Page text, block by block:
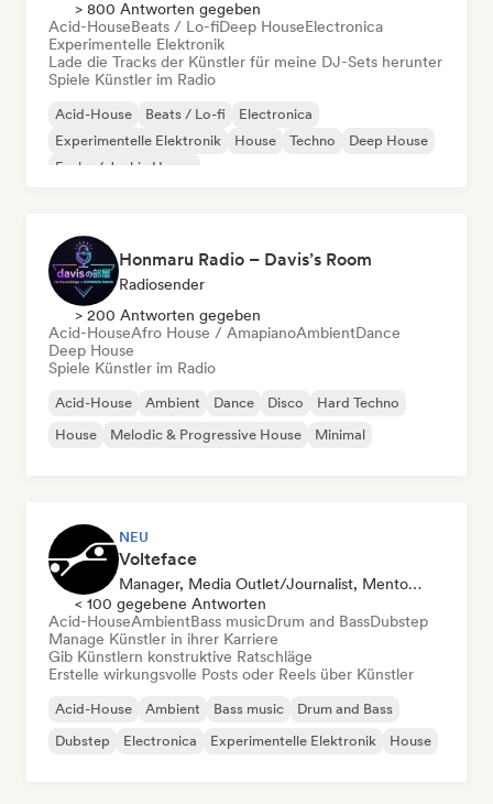
> 800 Antworten gegeben
Acid-HouseBeats / Lo-fiDeep HouseElectronica
Experimentelle Elektronik
Lade die Tracks der Künstler für meine DJ-Sets herunter
Spiele Künstler im Radio
Acid-House Beats / Lo-fi
Electronica
Experimentelle Elektronik
House Techno
Deep House
Funky / Jackin House
Honmaru Radio – Davis’s Room
Radiosender
> 200 Antworten gegeben
Acid-HouseAfro House / AmapianoAmbientDance
Deep House
Spiele Künstler im Radio
Acid-House Ambient Dance Disco
Hard Techno
House
Melodic & Progressive House Minimal
NEU
Volteface
Manager, Media Outlet/Journalist, Mentorin
< 100 gegebene Antworten
Acid-HouseAmbientBass musicDrum and BassDubstep
Manage Künstler in ihrer Karriere
Gib Künstlern konstruktive Ratschläge
Erstelle wirkungsvolle Posts oder Reels über Künstler
Acid-House Ambient Bass music
Drum and Bass
Dubstep
Electronica Experimentelle Elektronik House